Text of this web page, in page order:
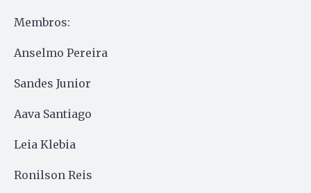
Membros:
Anselmo Pereira
Sandes Junior
Aava Santiago
Leia Klebia
Ronilson Reis